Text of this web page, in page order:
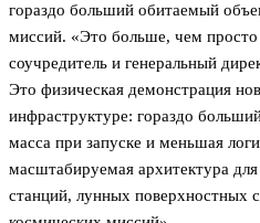
гораздо больший обитаемый
миссий. «Это больше, чем
соучредитель и генеральный
Это физическая демонстрация
инфраструктуре: гораздо
масса при запуске и меньшая
масштабируемая архитектура
станций, лунных поверхностных